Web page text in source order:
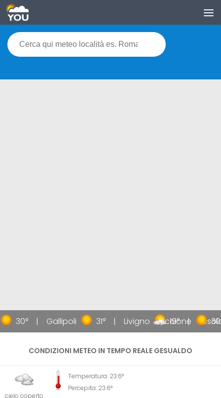
30° Gallipoli 31° Livigno 19°
Riccione
CONDIZIONI METEO IN TEMPO REALE GESUALDO
cielo coperto
Temperatura: 23.6°
Percepita: 23.6°